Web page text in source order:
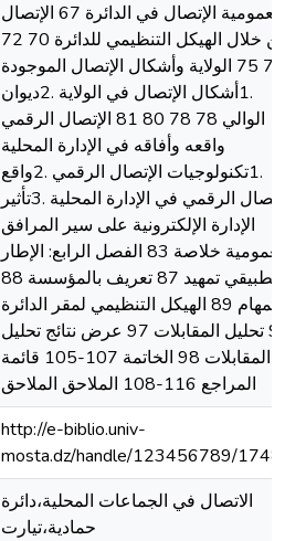
العمومية الإتصال في الدائرة 67 الإتصال
من خلال الهيكل التنظيمي للدائرة 70 72
72 75 الولاية وأشكال الإتصال الموجودة
.1أشكال الإتصال في الولاية .2ديوان
الوالي 78 78 80 81 الإتصال الرقمي
واقعه وأفاقه في الإدارة المحلية
.1تكنولوجيات الإتصال الرقمي .2واقع
الإتصال الرقمي في الإدارة المحلية .3تأثير
الإدارة الإلكترونية على سير المرافق
العمومية خلاصة 83 الفصل الرابع: الإطار
التطبيقي تمهيد 87 تعريف بالمؤسسة 88
المهام 89 الهيكل التنظيمي لمقر الدائرة
90 تحليل المقابلات 97 عرض نتائج تحليل
المقابلات 98 الخاتمة 107-105 قائمة
المراجع 116-108 الملاحق الملاحق
http://e-biblio.univ-
mosta.dz/handle/123456789/
الاتصال في الجماعات المحلية،دائرة
حمادية،تيارت